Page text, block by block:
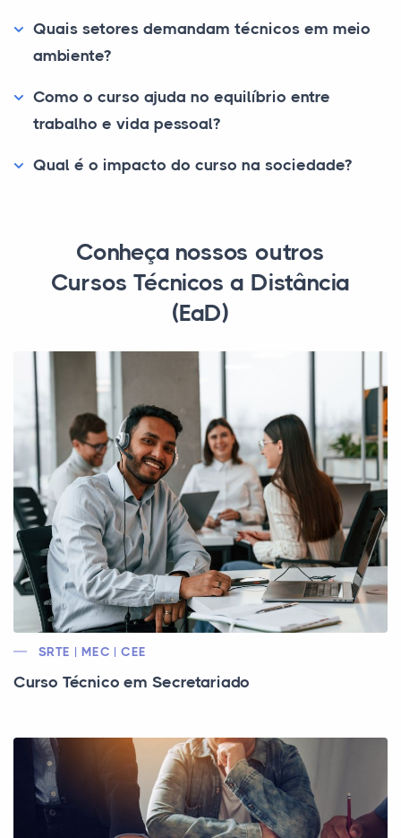
Quais setores demandam técnicos em meio
ambiente?
Como o curso ajuda no equilíbrio entre
trabalho e vida pessoal?
Qual é o impacto do curso na sociedade?
Conheça nossos outros
Cursos Técnicos a Distância
(EaD)
SRTE | MEC | CEE
Curso Técnico em Secretariado